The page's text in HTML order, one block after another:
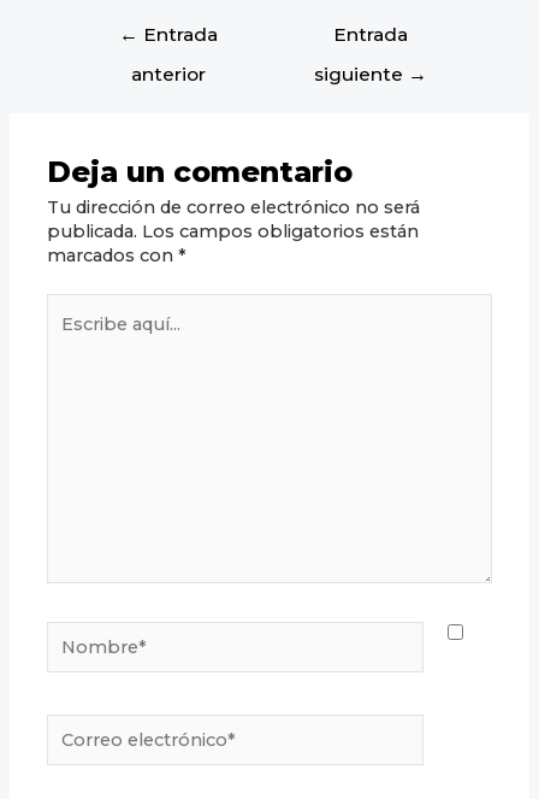
← Entrada
anterior
Entrada
siguiente →
Deja un comentario
Tu dirección de correo electrónico no será
publicada. Los campos obligatorios están
marcados con*
aquí...
electrónico*